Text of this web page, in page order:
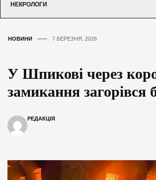
НЕКРОЛОГИ
НОВИНИ 7 БЕРЕЗНЯ, 2026
У Шпикові через
замикання загорівся
РЕДАКЦІЯ